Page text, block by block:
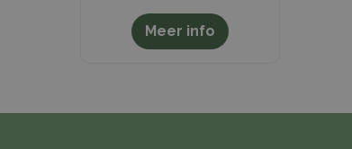
Meer info